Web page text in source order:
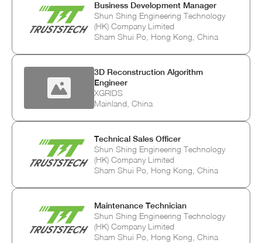
Business Development Manager
Shun Shing Engineering Technology
(HK) Company Limited
Sham Shui Po, Hong Kong, China
3D Reconstruction Algorithm
Engineer
XGRIDS
Mainland, China
Technical Sales Officer
Shun Shing Engineering Technology
(HK) Company Limited
Sham Shui Po, Hong Kong, China
Maintenance Technician
Shun Shing Engineering Technology
(HK) Company Limited
Sham Shui Po, Hong Kong, China